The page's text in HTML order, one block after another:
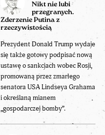
Nikt nie lubi
przegranych.
Zderzenie Putina z
rzeczywistością
Prezydent Donald Trump wydaje
się także gotowy podpisać nową
ustawę o sankcjach wobec Rosji,
promowaną przez zmarłego
senatora USA Lindseya Grahama
i określaną mianem
„gospodarczej bomby”.